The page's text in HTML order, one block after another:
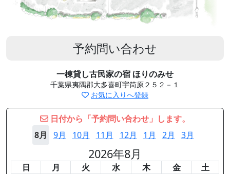
予約問い合わせ
一棟貸し古民家の宿 ほりのみせ
千葉県夷隅郡大多喜町宇筒原２５２－１
お気に入りへ登録
日付から「予約問い合わせ」します。
8月
9月 10月 11月 12月 1月 2月 3月
2026年8月
日 月 火 水 木 金
土